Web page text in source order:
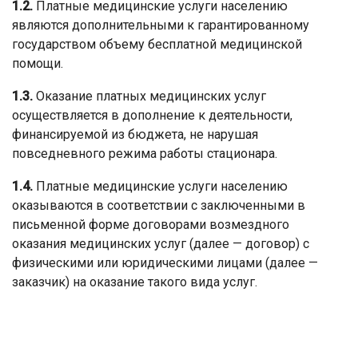
1.2. Платные медицинские услуги населению
являются дополнительными к гарантированному
государством объему бесплатной медицинской
помощи.
1.3. Оказание платных медицинских услуг
осуществляется в дополнение к деятельности,
финансируемой из бюджета, не нарушая
повседневного режима работы стационара.
1.4. Платные медицинские услуги населению
оказываются в соответствии с заключенными в
письменной форме договорами возмездного
оказания медицинских услуг (далее — договор) с
физическими или юридическими лицами (далее —
заказчик) на оказание такого вида услуг.